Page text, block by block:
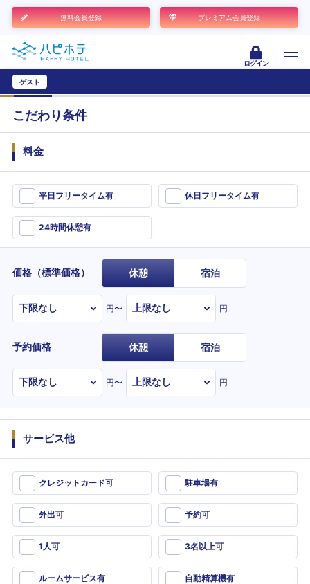
無料会員登録 プレミアム会員登録
ログイン
ゲスト
こだわり条件
料金
平日フリータイム有 休日フリータイム有
24時間休憩有
価格（標準価格） 休憩 宿泊
円〜 円
予約価格 休憩 宿泊
円〜 円
サービス他
クレジットカード可 駐車場有
外出可 予約可
1人可 3名以上可
ルームサービス有 自動精算機有